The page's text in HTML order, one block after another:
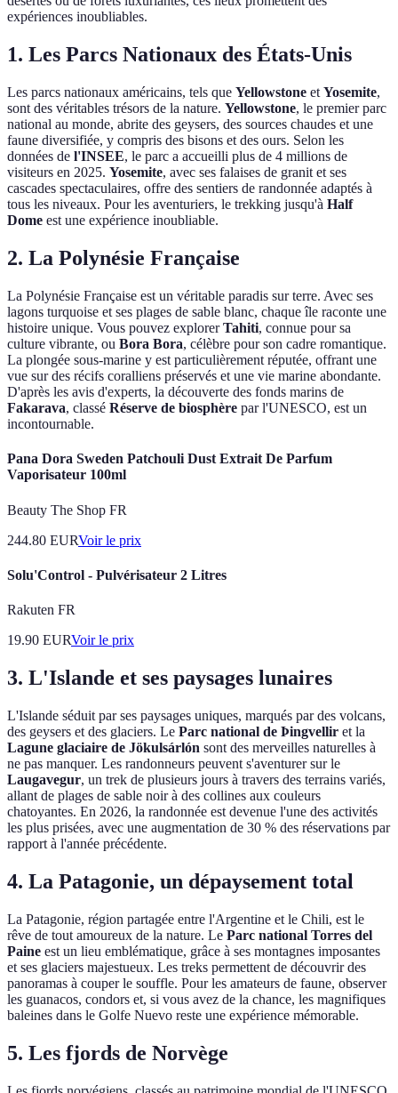
expériences inoubliables.
1. Les Parcs Nationaux des États-Unis
Les parcs nationaux américains, tels que Yellowstone et Yosemite,
sont des véritables trésors de la nature. Yellowstone, le premier parc
national au monde, abrite des geysers, des sources chaudes et une
faune diversifiée, y compris des bisons et des ours. Selon les
données de l'INSEE, le parc a accueilli plus de 4 millions de
visiteurs en 2025. Yosemite, avec ses falaises de granit et ses
cascades spectaculaires, offre des sentiers de randonnée adaptés à
tous les niveaux. Pour les aventuriers, le trekking jusqu'à Half
Dome est une expérience inoubliable.
2. La Polynésie Française
La Polynésie Française est un véritable paradis sur terre. Avec ses
lagons turquoise et ses plages de sable blanc, chaque île raconte une
histoire unique. Vous pouvez explorerTahiti, connue pour sa
culture vibrante, ou Bora Bora, célèbre pour son cadre romantique.
La plongée sous-marine y est particulièrement réputée, offrant une
vue sur des récifs coralliens préservés et une vie marine abondante.
D'après les avis d'experts, la découverte des fonds marins de
Fakarava, classé Réserve de biosphère par l'UNESCO, est un
incontournable.
Pana Dora Sweden Patchouli Dust Extrait De Parfum
Vaporisateur 100ml
Beauty The Shop FR
244.80 EURVoir le prix
Solu'Control - Pulvérisateur 2 Litres
Rakuten FR
19.90 EURVoir le prix
3. L'Islande et ses paysages lunaires
L'Islande séduit par ses paysages uniques, marqués par des volcans,
des geysers et des glaciers. Le Parc national de Þingvellir et la
Lagune glaciaire de Jökulsárlón sont des merveilles naturelles à
ne pas manquer. Les randonneurs peuvent s'aventurer sur le
Laugavegur, un trek de plusieurs jours à travers des terrains variés,
allant de plages de sable noir à des collines aux couleurs
chatoyantes. En 2026, la randonnée est devenue l'une des activités
les plus prisées, avec une augmentation de 30 % des réservations par
rapport à l'année précédente.
4. La Patagonie, un dépaysement total
La Patagonie, région partagée entre l'Argentine et le Chili, est le
rêve de tout amoureux de la nature. Le Parc national Torres del
Paine est un lieu emblématique, grâce à ses montagnes imposantes
et ses glaciers majestueux. Les treks permettent de découvrir des
panoramas à couper le souffle. Pour les amateurs de faune, observer
les guanacos, condors et, si vous avez de la chance, les magnifiques
baleines dans le Golfe Nuevo reste une expérience mémorable.
5. Les fjords de Norvège